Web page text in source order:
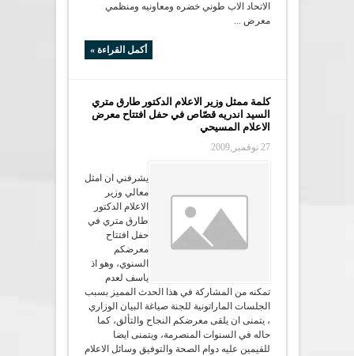
الاتحاد الاب طوني خضره ومعاونيه ومنظمي
معرض ...
أكمل القراءة »
كلمة ممثل وزير الاعلام الدكتور طارق متري
السيد اندريه قصّاص في حفل افتتاح معرض
الاعلام المسيحي
27 نوفمبر,2009
يشرفني ان امثل
معالي وزير
الاعلام الدكتور
طارق متري في
حفل افتتاح
معرضكم
السنوي، وهو اذ
ياسف لعدم
تمكنه من المشاركة في هذا الحدث المميز بسبب
الجلسات الماراتونية للجنة صياغة البيان الوزاري
، يتمنى ان يلقى معرضكم النجاح والتألق، كما
حاله في السنوات المنصرمة، ويتمنى ايضا
للقيمين عليه دوام الصحة والتوفيق وسائل الاعلام